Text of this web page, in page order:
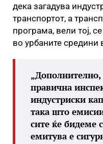
дека загадува
транспортот, а
програма, вели тој,
во урбаните средини
правична
индустриски
така што
сите ќе бидеме
емитува е